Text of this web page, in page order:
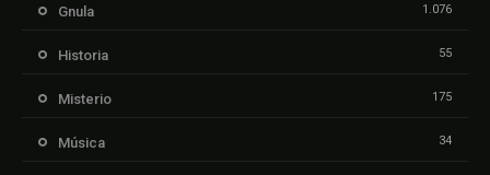
Gnula 1.076
Historia 55
Misterio 175
Música 34